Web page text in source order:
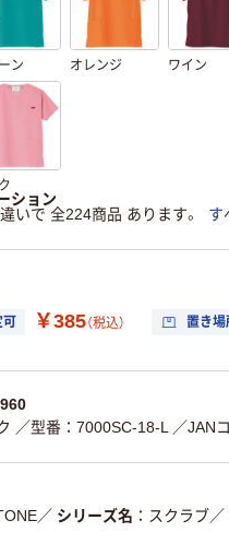
ン オレンジ ワイン
ション
違いで 全224商品 あります。
す
可 ￥385（税込） 置き場
／型番：7000SC-18-L ／JAN
／ シリーズ名 スクラブ／